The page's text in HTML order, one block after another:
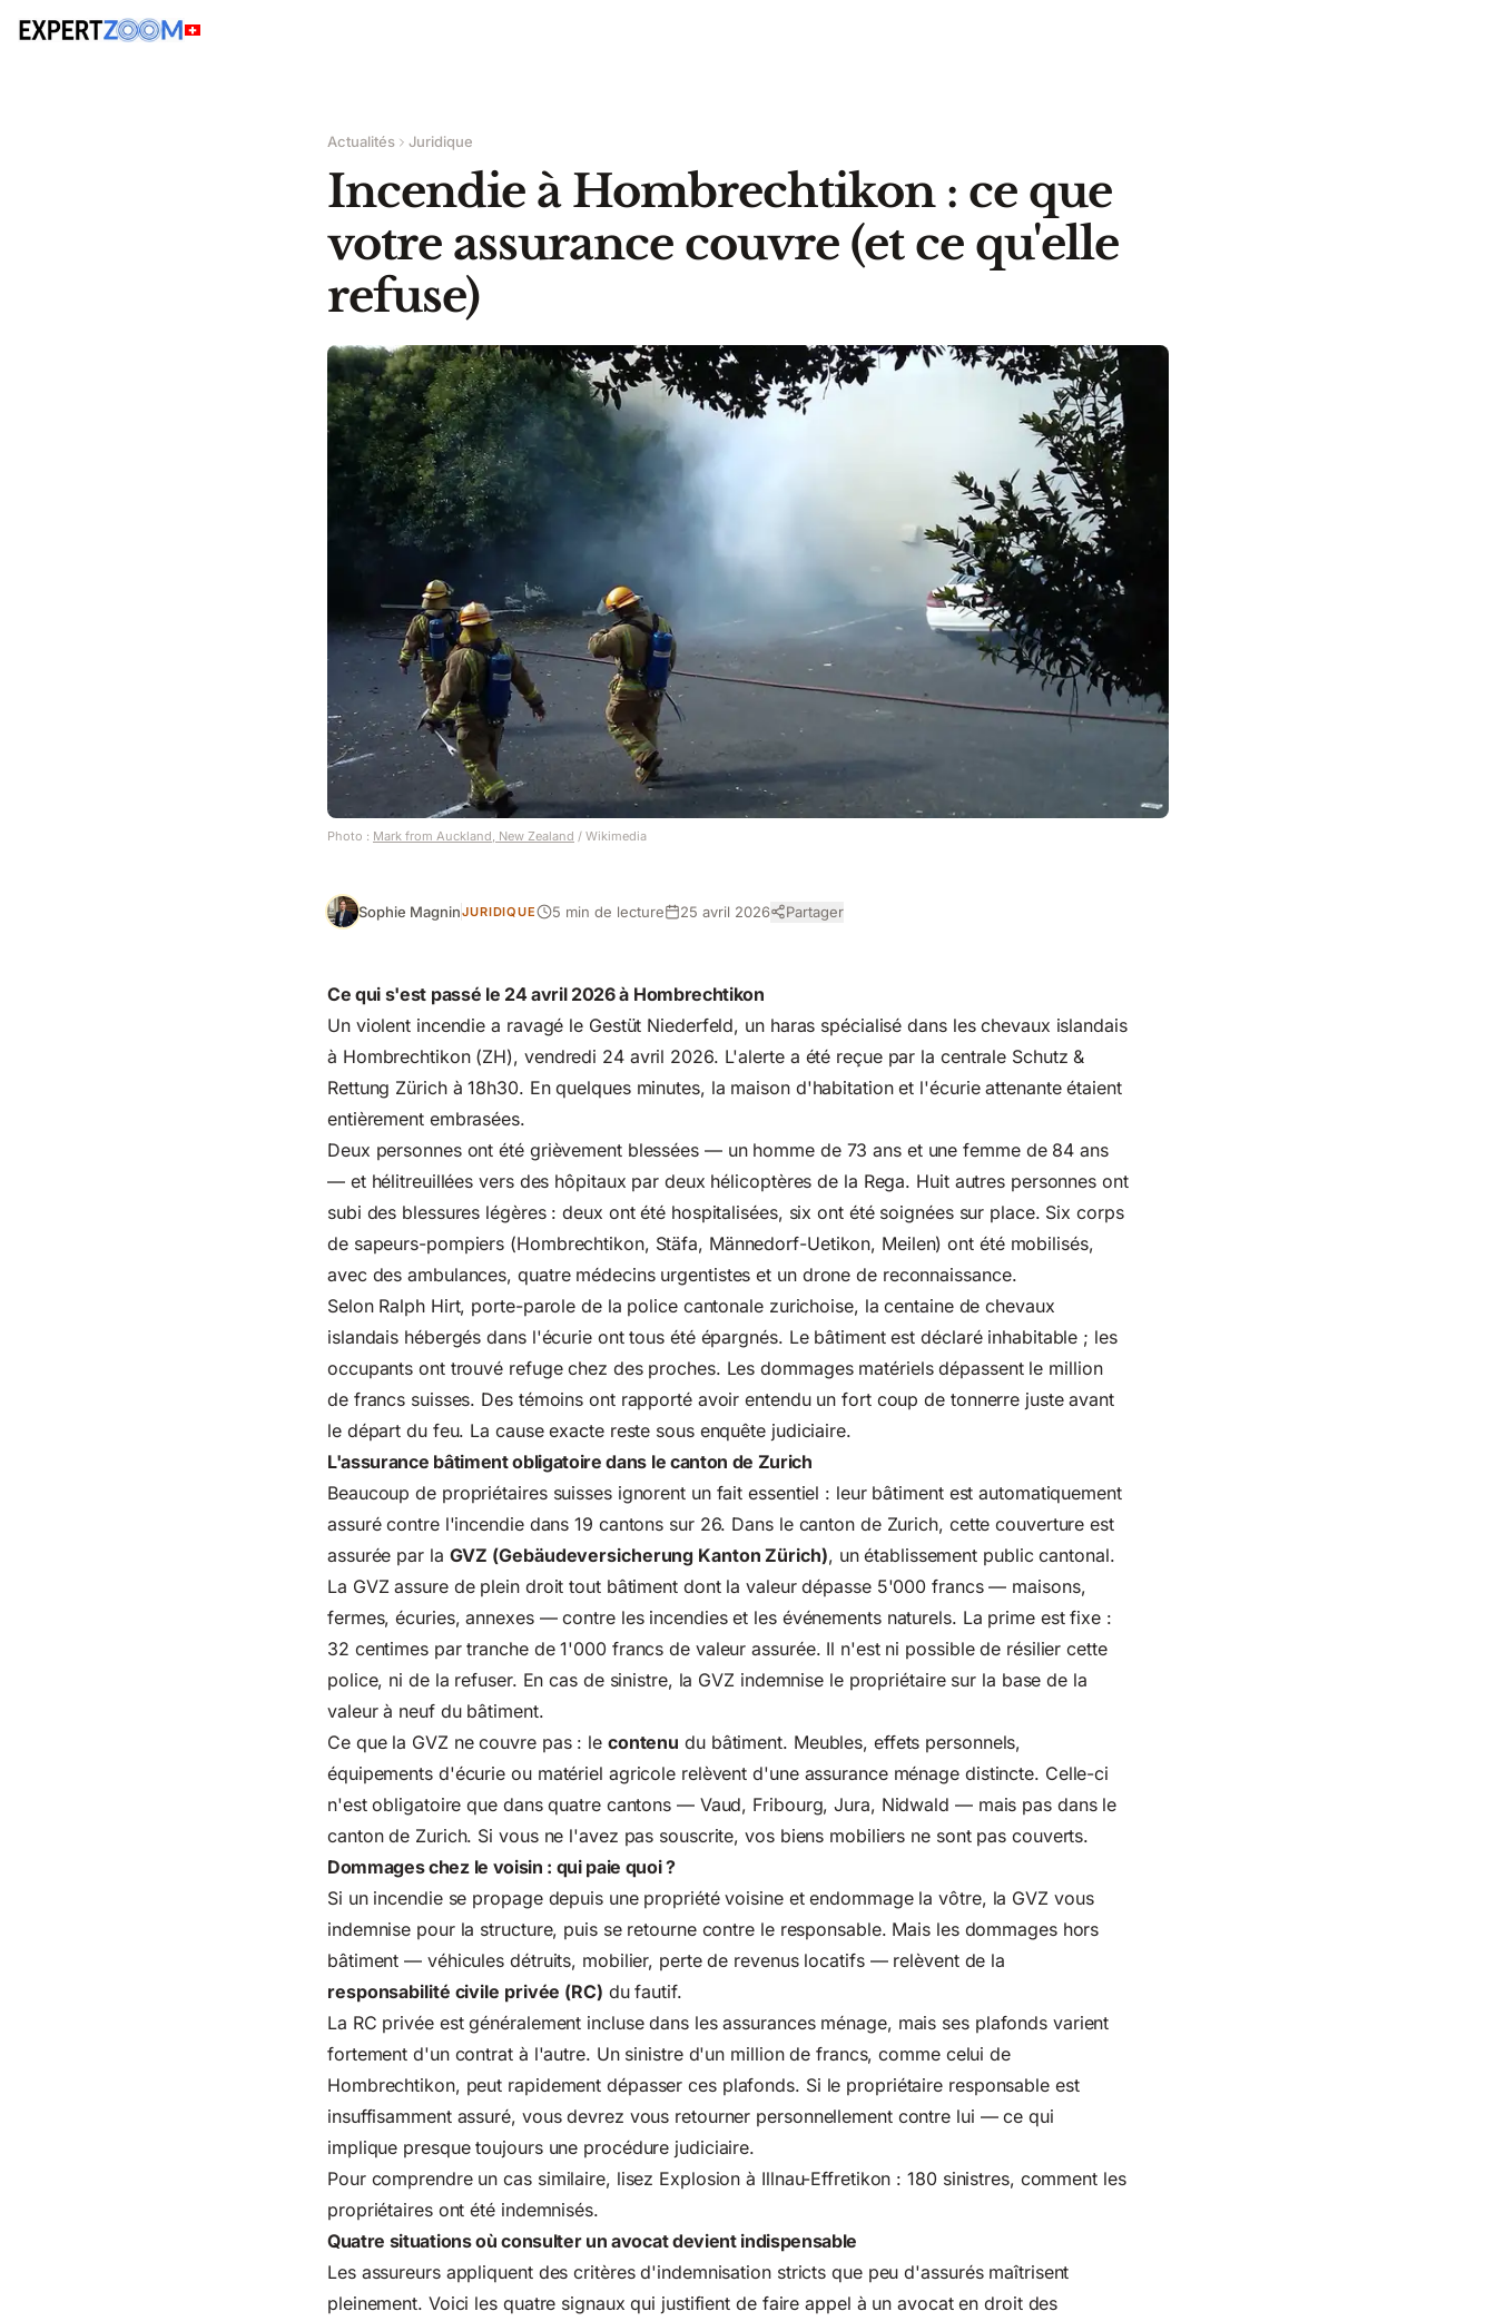
Actualités Juridique
Incendie à Hombrechtikon : ce que
votre assurance couvre (et ce qu'elle
refuse)
Photo : Mark from Auckland, New Zealand / Wikimedia
Sophie MagninJURIDIQUE 5 min de lecture 25 avril 2026 Partager
Ce qui s'est passé le 24 avril 2026 à Hombrechtikon
Un violent incendie a ravagé le Gestüt Niederfeld, un haras spécialisé dans les chevaux islandais
à Hombrechtikon (ZH), vendredi 24 avril 2026. L'alerte a été reçue par la centrale Schutz &
Rettung Zürich à 18h30. En quelques minutes, la maison d'habitation et l'écurie attenante étaient
entièrement embrasées.
Deux personnes ont été grièvement blessées — un homme de 73 ans et une femme de 84 ans
— et hélitreuillées vers des hôpitaux par deux hélicoptères de la Rega. Huit autres personnes ont
subi des blessures légères : deux ont été hospitalisées, six ont été soignées sur place. Six corps
de sapeurs-pompiers (Hombrechtikon, Stäfa, Männedorf-Uetikon, Meilen) ont été mobilisés,
avec des ambulances, quatre médecins urgentistes et un drone de reconnaissance.
Selon Ralph Hirt, porte-parole de la police cantonale zurichoise, la centaine de chevaux
islandais hébergés dans l'écurie ont tous été épargnés. Le bâtiment est déclaré inhabitable ; les
occupants ont trouvé refuge chez des proches. Les dommages matériels dépassent le million
de francs suisses. Des témoins ont rapporté avoir entendu un fort coup de tonnerre juste avant
le départ du feu. La cause exacte reste sous enquête judiciaire.
L'assurance bâtiment obligatoire dans le canton de Zurich
Beaucoup de propriétaires suisses ignorent un fait essentiel : leur bâtiment est automatiquement
assuré contre l'incendie dans 19 cantons sur 26. Dans le canton de Zurich, cette couverture est
assurée par la GVZ (Gebäudeversicherung Kanton Zürich), un établissement public cantonal.
La GVZ assure de plein droit tout bâtiment dont la valeur dépasse 5'000 francs — maisons,
fermes, écuries, annexes — contre les incendies et les événements naturels. La prime est fixe :
32 centimes par tranche de 1'000 francs de valeur assurée. Il n'est ni possible de résilier cette
police, ni de la refuser. En cas de sinistre, la GVZ indemnise le propriétaire sur la base de la
valeur à neuf du bâtiment.
Ce que la GVZ ne couvre pas : le contenu du bâtiment. Meubles, effets personnels,
équipements d'écurie ou matériel agricole relèvent d'une assurance ménage distincte. Celle-ci
n'est obligatoire que dans quatre cantons — Vaud, Fribourg, Jura, Nidwald — mais pas dans le
canton de Zurich. Si vous ne l'avez pas souscrite, vos biens mobiliers ne sont pas couverts.
Dommages chez le voisin : qui paie quoi ?
Si un incendie se propage depuis une propriété voisine et endommage la vôtre, la GVZ vous
indemnise pour la structure, puis se retourne contre le responsable. Mais les dommages hors
bâtiment — véhicules détruits, mobilier, perte de revenus locatifs — relèvent de la
responsabilité civile privée (RC) du fautif.
La RC privée est généralement incluse dans les assurances ménage, mais ses plafonds varient
fortement d'un contrat à l'autre. Un sinistre d'un million de francs, comme celui de
Hombrechtikon, peut rapidement dépasser ces plafonds. Si le propriétaire responsable est
insuffisamment assuré, vous devrez vous retourner personnellement contre lui — ce qui
implique presque toujours une procédure judiciaire.
Pour comprendre un cas similaire, lisez Explosion à Illnau-Effretikon : 180 sinistres, comment les
propriétaires ont été indemnisés.
Quatre situations où consulter un avocat devient indispensable
Les assureurs appliquent des critères d'indemnisation stricts que peu d'assurés maîtrisent
pleinement. Voici les quatre signaux qui justifient de faire appel à un avocat en droit des